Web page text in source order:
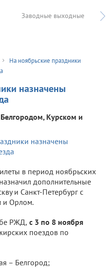
Заводные выходные
На ноябрьские праздники
назначены
Курском и
в период ноябрьских
дополнительные
и Санкт-Петербург с
и Орлом.
РЖД, с 3 по 8 ноября
поездов по
– Белгород;